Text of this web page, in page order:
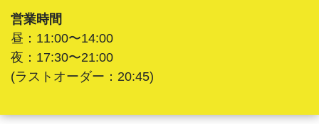
営業時間
昼：11:00〜14:00
夜：17:30〜21:00
(ラストオーダー：20:45)